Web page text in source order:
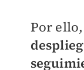
Por